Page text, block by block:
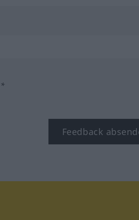
Feedback